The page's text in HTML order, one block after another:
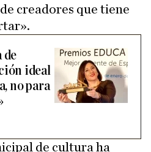
creadores que tiene
de
ideal
no para
de cultura ha